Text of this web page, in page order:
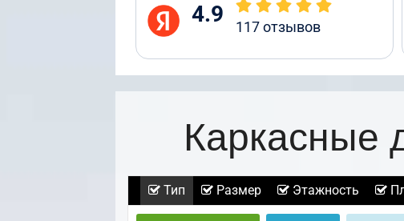
4.9 117отзывов
Каркасные
Тип Размер Этажность